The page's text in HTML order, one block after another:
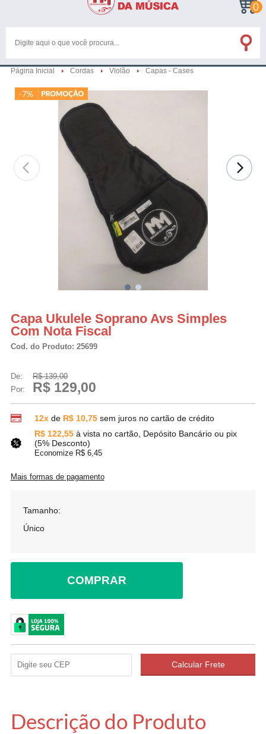
0
Página Inicial Cordas Violão Capas - Cases
-7%
Capa Ukulele Soprano Avs Simples
Com Nota Fiscal
Cod. do Produto: 25699
De:
R$ 139,00
Por:
R$ 129,00
12xde R$ 10,75 sem juros no cartão de crédito
R$ 122,55 à vista no cartão, Depósito Bancário ou pix
(5% Desconto)
Economize R$ 6,45
Mais formas de pagamento
Tamanho:
Único
COMPRAR
Descrição do Produto